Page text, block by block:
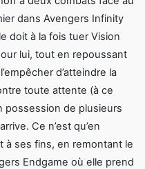
dans Avengers Infinity
doit à la fois tuer Vision
lui, tout en repoussant
d’atteindre la
toute attente (à ce
possession de plusieurs
Ce n’est qu’en
à ses fins, en remontant le
Endgame où elle prend